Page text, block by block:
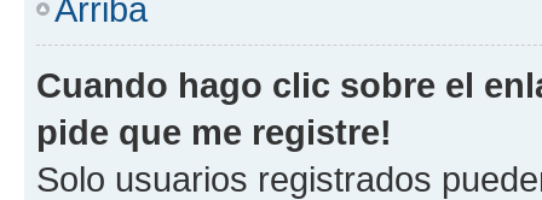
Arriba
Cuando hago clic sobre el
pide que me registre!
Solo usuarios registrados